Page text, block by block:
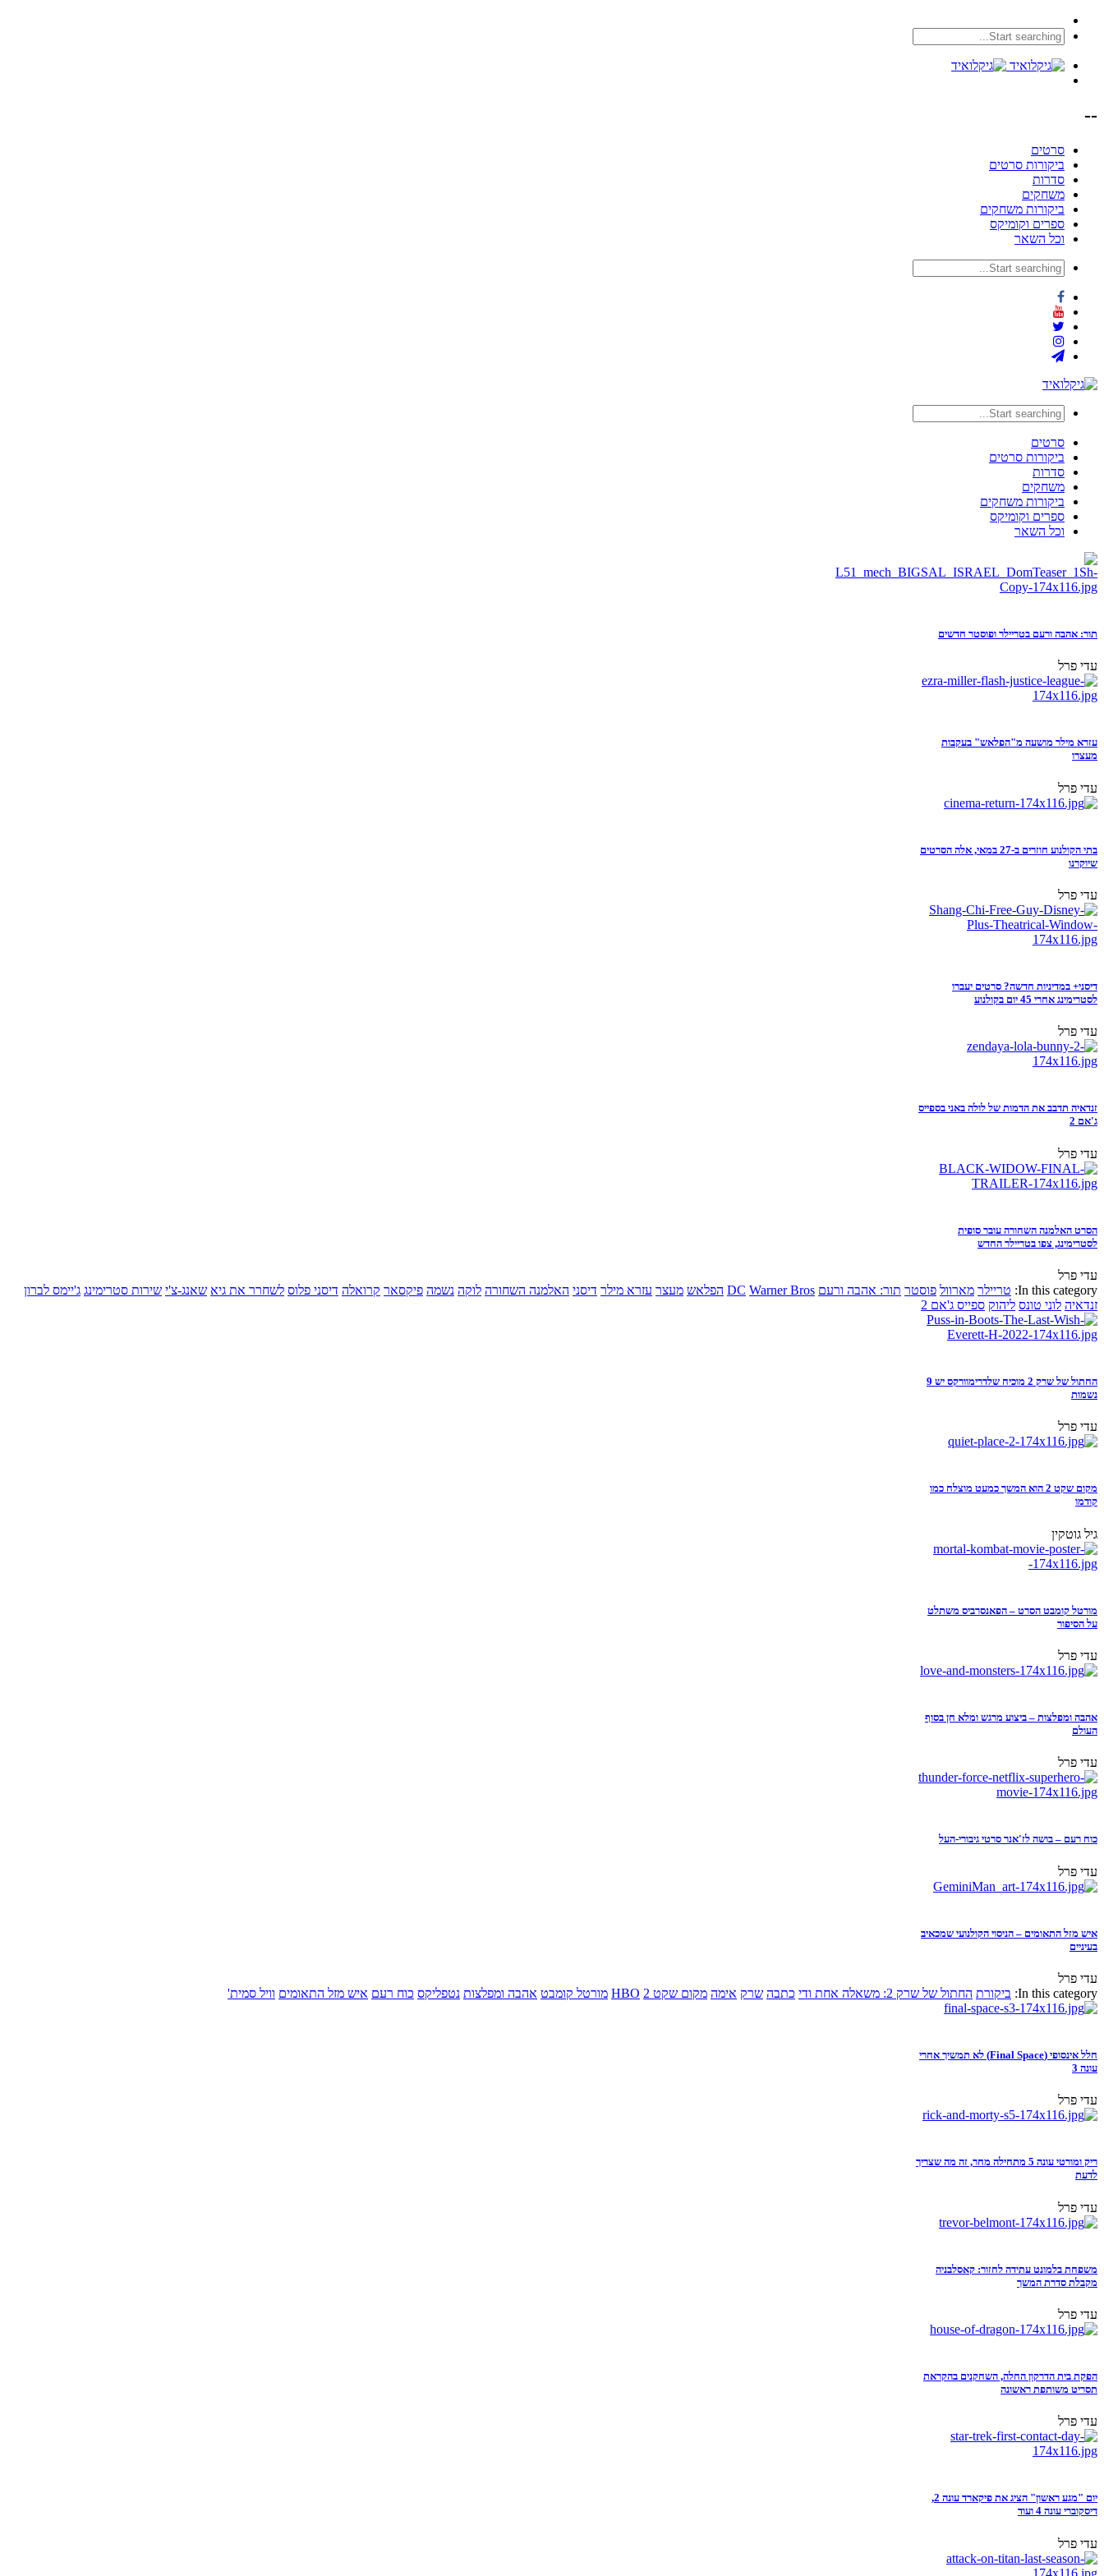
--
סרטים
ביקורות סרטים
סדרות
משחקים
ביקורות משחקים
ספרים וקומיקס
וכל השאר
סרטים
ביקורות סרטים
סדרות
משחקים
ביקורות משחקים
ספרים וקומיקס
וכל השאר
תור: אהבה ורעם בטריילר ופוסטר חדשים
עדי פרל
עזרא מילר מושעה מ"הפלאש" בעקבות
מעצרו
עדי פרל
בתי הקולנוע חוזרים ב-27 במאי, אלה הסרטים
שיוקרנו
עדי פרל
דיסני+ במדיניות חדשה? סרטים יעברו
לסטרימינג אחרי 45 יום בקולנוע
עדי פרל
זנדאיה תדבב את הדמות של לולה באני בספייס
ג'אם 2
עדי פרל
הסרט האלמנה השחורה עובר סופית
לסטרימינג, צפו בטריילר החדש
עדי פרל
In this category: טריילר מארוול פוסטר תור: אהבה ורעם DC Warner Bros הפלאש מעצר עזרא מילר דיסני האלמנה השחורה לוקה נשמה פיקסאר קרואלה דיסני פלוס לשחרר את גיא שאנג-צ'י שירות סטרימינג ג'יימס לברון
זנדאיה לוני טונס ליהוק ספייס ג'אם 2
החתול של שרק 2 מוכיח שלדרימוורקס יש 9
נשמות
עדי פרל
מקום שקט 2 הוא המשך כמעט מוצלח כמו
קודמו
גיל גוטקין
מורטל קומבט הסרט – הפאנסרביס משתלט
על הסיפור
עדי פרל
אהבה ומפלצות – ביצוע מרגש ומלא חן בסוף
העולם
עדי פרל
כוח רעם – בושה לז'אנר סרטי גיבורי-העל
עדי פרל
איש מזל התאומים – הניסוי הקולנועי שמכאיב
בעיניים
עדי פרל
In this category: ביקורת החתול של שרק 2: משאלה אחת ודי כתבה שרק אימה מקום שקט 2 HBO מורטל קומבט אהבה ומפלצות נטפליקס כוח רעם איש מזל התאומים וויל סמית'
חלל אינסופי (Final Space) לא תמשיך אחרי
עונה 3
עדי פרל
ריק ומורטי עונה 5 מתחילה מחר, זה מה שצריך
לדעת
עדי פרל
משפחת בלמונט עתידה לחזור: קאסלבניה
מקבלת סדרת המשך
עדי פרל
הפקת בית הדרקון החלה, השחקנים בהקראת
תסריט משותפת ראשונה
עדי פרל
יום "מגע ראשון" הציג את פיקארד עונה 2,
דיסקוברי עונה 4 ועוד
עדי פרל